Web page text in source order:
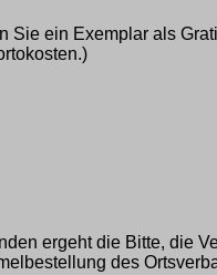
ein Exemplar als
ergeht die Bitte, die
des